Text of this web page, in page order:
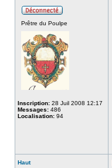
Prêtre du Poulpe
Inscription: 28 Juil 2008 12:17
Messages: 486
Localisation: 94
Haut